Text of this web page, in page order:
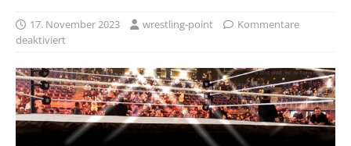
17. November 2023 wrestling-point
Kommentare
deaktiviert